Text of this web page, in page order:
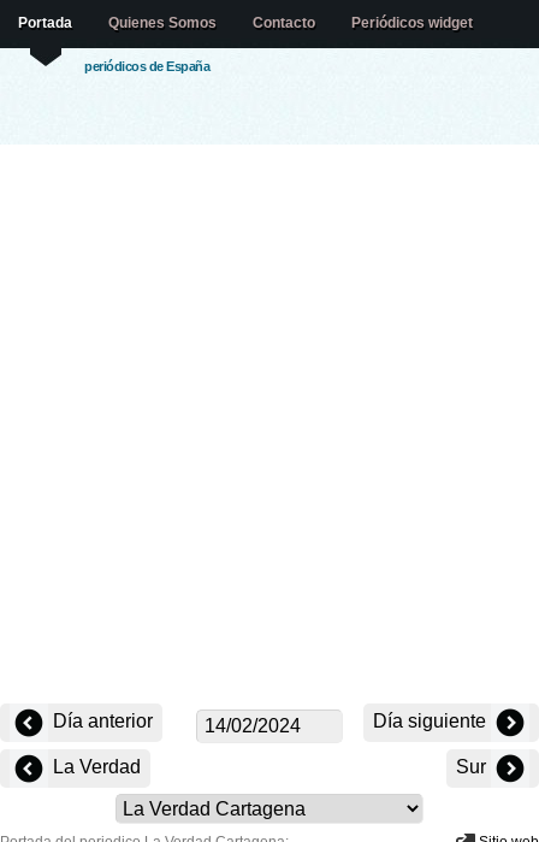
periódicos de España
Portada Quienes Somos Contacto Periódicos widget
Día anterior Día siguiente
La Verdad Sur